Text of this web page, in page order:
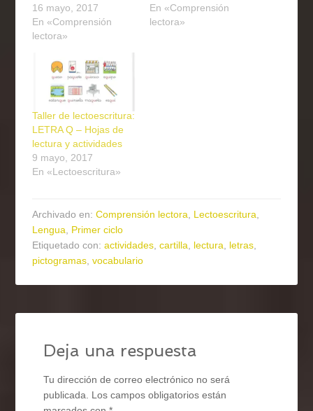
16 mayo, 2017
En «Comprensión
lectora»
En «Comprensión
lectora»
Taller de lectoescritura:
LETRA Q – Hojas de
lectura y actividades
9 mayo, 2017
En «Lectoescritura»
Archivado en:Comprensión lectora Lectoescritura
Lengua
Primer ciclo
Etiquetado con:actividades ,cartilla lectura letras
pictogramas ,vocabulario
Deja una respuesta
Tu dirección de correo electrónico no será
publicada.
Los campos obligatorios están